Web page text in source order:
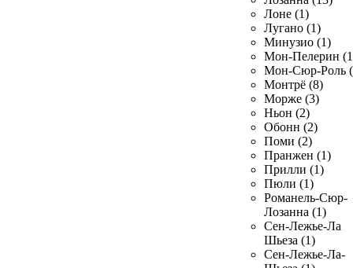
Лоне (1)
Лугано (1)
Минузио (1)
Мон-Пелерин
Мон-Сюр-Роль
Монтрё (8)
Морже (3)
Ньон (2)
Обонн (2)
Поми (2)
Пранжен (1)
Прилли (1)
Пюли (1)
Романель-Сюр-
Лозанна (1)
Сен-Лежье-Ла
Шьеза (1)
Сен-Лежье-Ла-